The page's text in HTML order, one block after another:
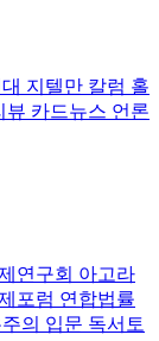
지텔만 칼럼 홀
뷰 카드뉴스 언론
연구회 아고라
포럼 연합법률
의 입문 독서토